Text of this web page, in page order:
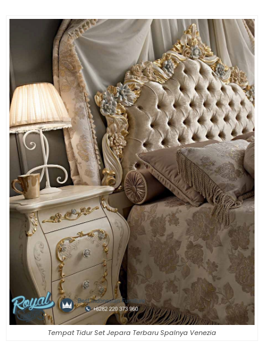
Tempat Tidur Set Jepara Terbaru Spalnya Venezia